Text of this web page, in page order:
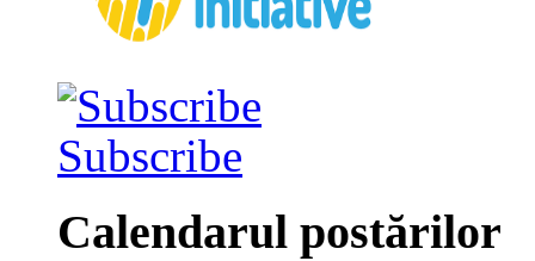
Subscribe
Calendarul postărilor